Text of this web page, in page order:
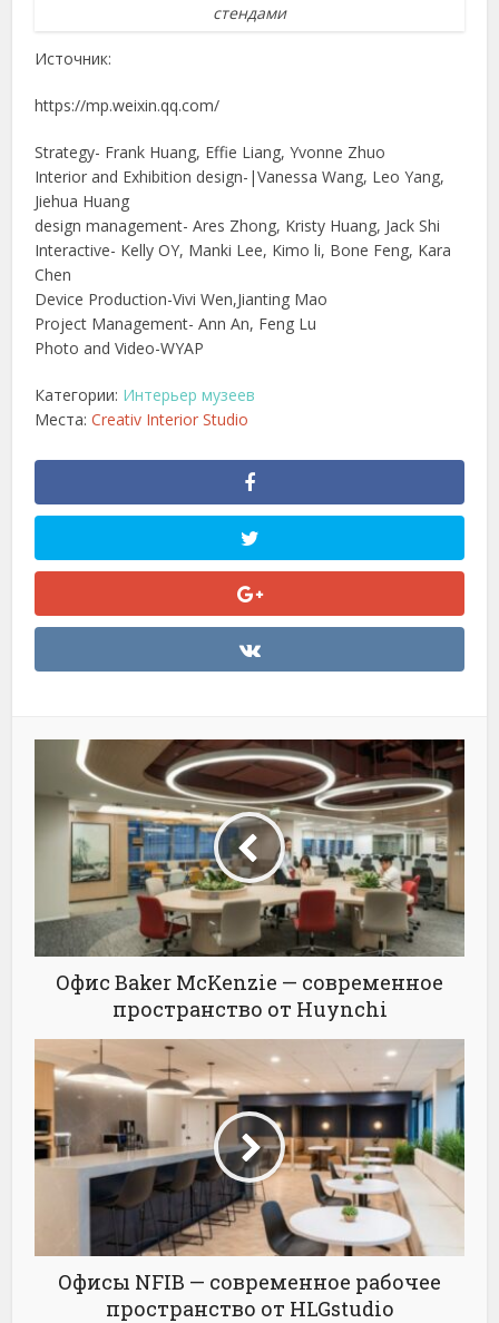
стендами
Источник:
https://mp.weixin.qq.com/
Strategy- Frank Huang, Effie Liang, Yvonne Zhuo
Interior and Exhibition design-|Vanessa Wang, Leo Yang,
Jiehua Huang
design management- Ares Zhong, Kristy Huang, Jack Shi
Interactive- Kelly OY, Manki Lee, Kimo li, Bone Feng, Kara
Chen
Device Production-Vivi Wen,Jianting Mao
Project Management- Ann An, Feng Lu
Photo and Video-WYAP
Категории: Интерьер музеев
Места:Creativ Interior Studio
Офис Baker McKenzie — современное
пространство от Huynchi
Офисы NFIB — современное рабочее
пространство от HLGstudio